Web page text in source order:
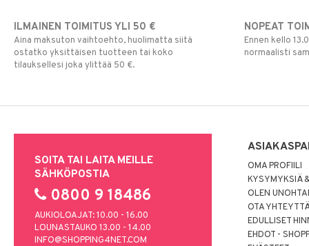
ILMAINEN TOIMITUS YLI 50 €
Aina maksuton vaihtoehto, huolimatta siitä
ostatko yksittäisen tuotteen tai koko
tilauksellesi joka ylittää 50 €.
NOPEAT
Ennen kello
normaalisti
SOITA TAI LAITA MEILLE
SÄHKÖPOSTIA
0800 9 18486
AUKIOLOAJAT: 10.00 - 16.00
LOUNASTAUKO 13.00 - 14.00
INFO@SHOPPING4NET.COM
OMA PROFIILI
KYSYMYKSIÄ
OLEN
OTA
EDULLISET
EHDOT -